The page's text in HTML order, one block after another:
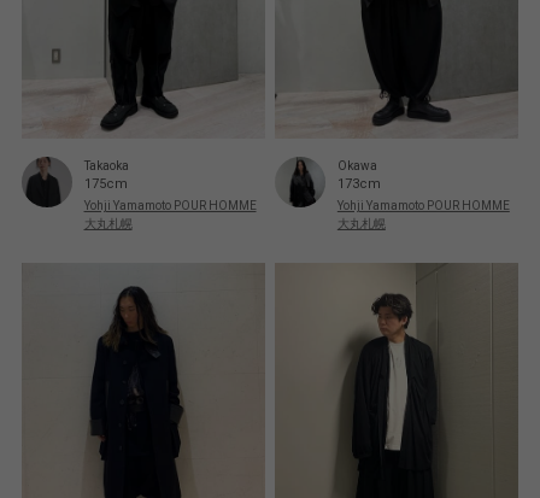
Takaoka
175cm
Yohji Yamamoto POUR HOMME
大丸札幌
Okawa
173cm
Yohji Yamamoto POUR HOMME
大丸札幌